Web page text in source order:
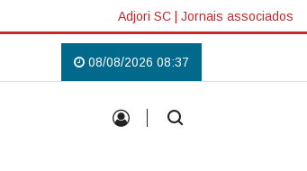
Adjori SC | Jornais associados
Uma tradição que voltou a reunir a comunidade
08/08/2026 08:37